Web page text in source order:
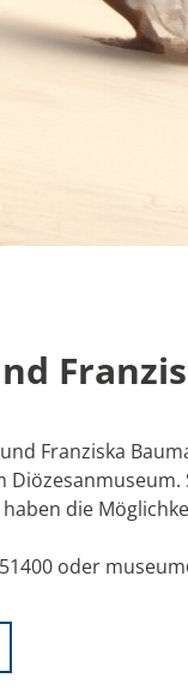
Franziska
die
oder